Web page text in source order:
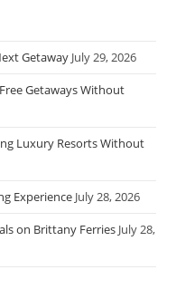
Getaway July 29, 2026
Getaways Without
Luxury Resorts Without
Experience July 28, 2026
on Brittany Ferries July 28,